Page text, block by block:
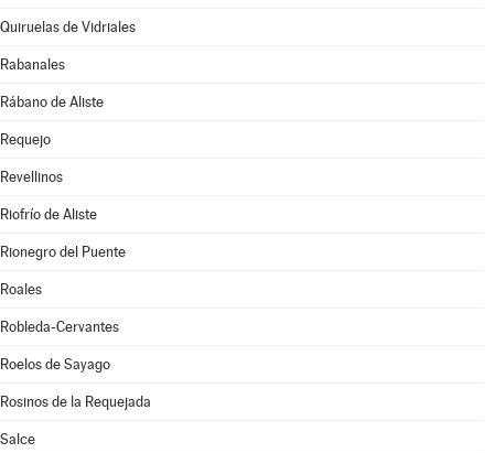
Quiruelas de Vidriales
Rabanales
Rábano de Aliste
Requejo
Revellinos
Riofrío de Aliste
Rionegro del Puente
Roales
Robleda-Cervantes
Roelos de Sayago
Rosinos de la Requejada
Salce